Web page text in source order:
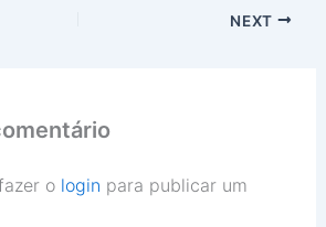
NEXT
o login para publicar um